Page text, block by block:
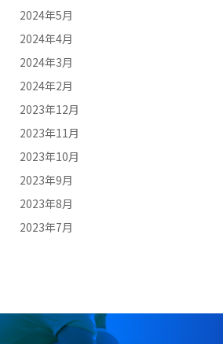
2024年5月
2024年4月
2024年3月
2024年2月
2023年12月
2023年11月
2023年10月
2023年9月
2023年8月
2023年7月